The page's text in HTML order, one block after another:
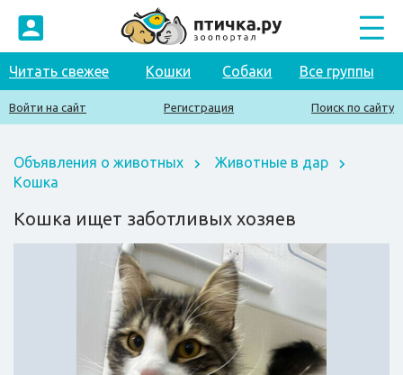
Читать свежее Кошки Собаки Все группы
Войти на сайт Регистрация Поиск по сайту
Объявления о животных
Животные в дар
Кошка
Кошка ищет заботливых хозяев